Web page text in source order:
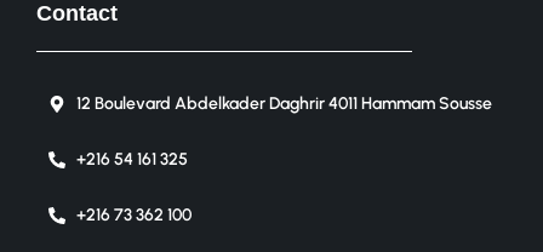
Contact
12 Boulevard Abdelkader Daghrir 4011 Hammam Sousse
+216 54 161 325
+216 73 362 100